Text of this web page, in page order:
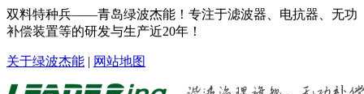
双料特种兵——青岛绿波杰能！专注于滤波器、电抗器、无功
补偿装置等的研发与生产近20年！
关于绿波杰能 | 网站地图